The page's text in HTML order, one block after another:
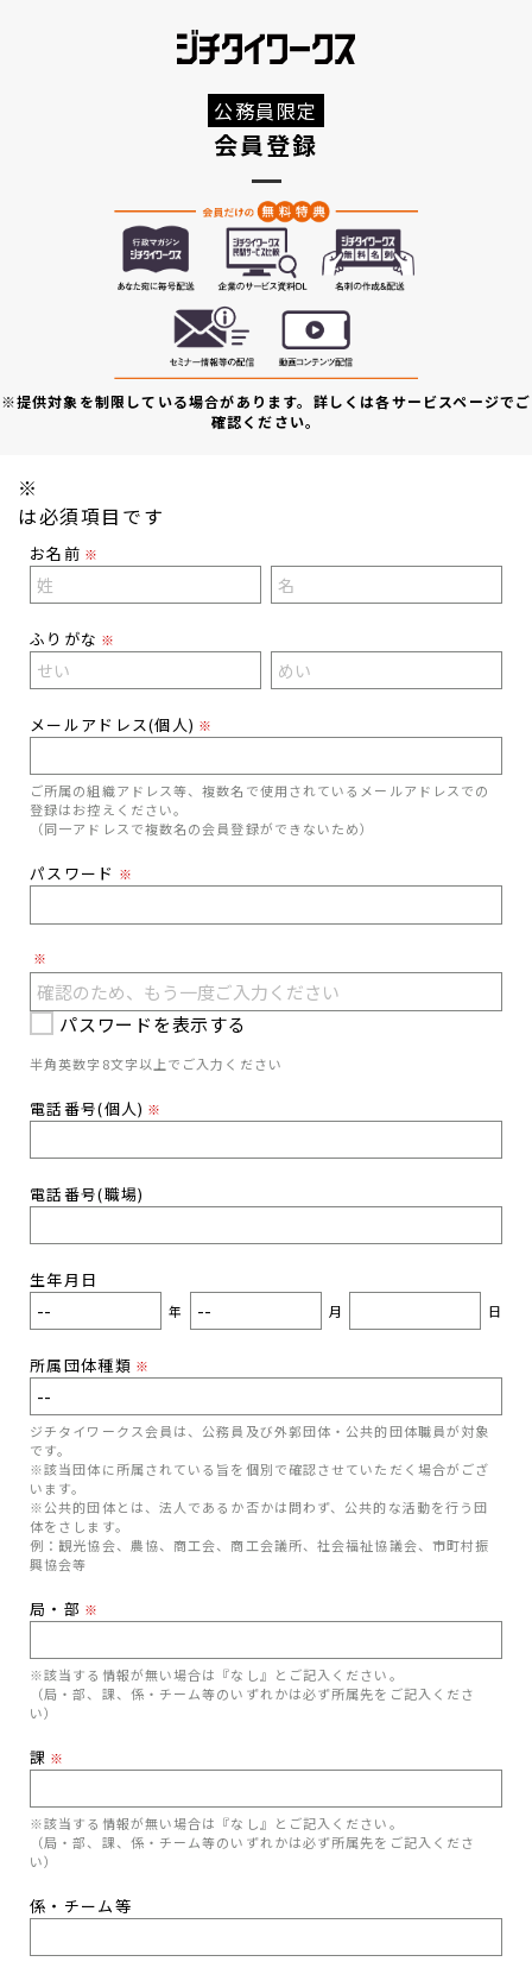
公務員限定
会員登録
※提供対象を制限している場合があります。詳しくは各サービスページでご
確認ください。
※
は必須項目です
お名前 ※
ふりがな ※
メールアドレス(個人) ※
ご所属の組織アドレス等、複数名で使用されているメールアドレスでの
登録はお控えください。
（同一アドレスで複数名の会員登録ができないため）
パスワード ※
※
パスワードを表示する
半角英数字8文字以上でご入力ください
電話番号(個人) ※
電話番号(職場)
生年月日
年 月 日
所属団体種類 ※
ジチタイワークス会員は、公務員及び外郭団体・公共的団体職員が対象
です。
※該当団体に所属されている旨を個別で確認させていただく場合がござ
います。
※公共的団体とは、法人であるか否かは問わず、公共的な活動を行う団
体をさします。
例：観光協会、農協、商工会、商工会議所、社会福祉協議会、市町村振
興協会等
局・部 ※
※該当する情報が無い場合は『なし』とご記入ください。
（局・部、課、係・チーム等のいずれかは必ず所属先をご記入くださ
い）
課 ※
※該当する情報が無い場合は『なし』とご記入ください。
（局・部、課、係・チーム等のいずれかは必ず所属先をご記入くださ
い）
係・チーム等